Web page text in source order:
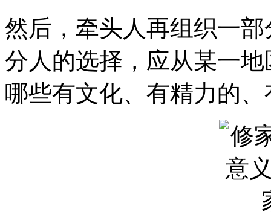
然后，牵头人再组织一
分人的选择，应从某一
哪些有文化、有精力的